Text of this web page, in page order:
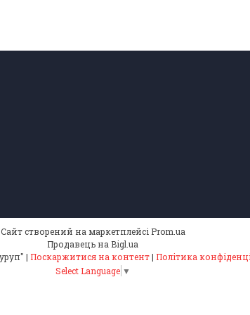
Сайт створений на маркетплейсі Prom.ua
Продавець на Bigl.ua
Інтернет-магазин "Шуруп" | Поскаржитися на контент| Політика
Select Language ▼